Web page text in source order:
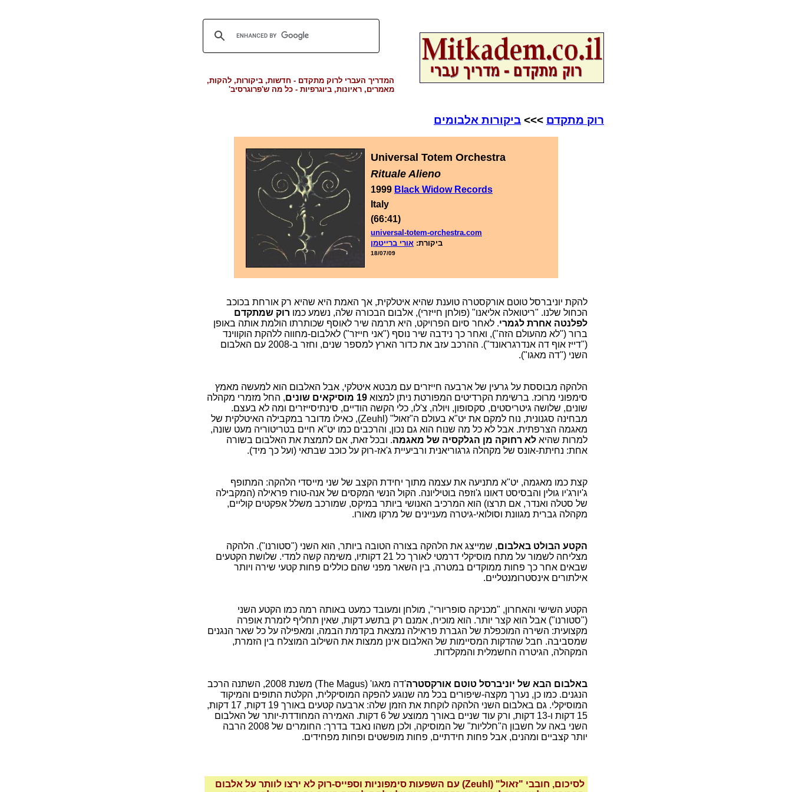
המדריך העברי לרוק מתקדם - חדשות, ביקורות, להקות,
מאמרים, ראיונות, ביוגרפיות - כל מה ש'פרוגרסיב'
רוק מתקדם >>> ביקורות אלבומים
Universal Totem Orchestra
Rituale Alieno
1999 Black Widow Records
Italy
(66:41)
universal-totem-orchestra.com
ביקורת: אורי ברייטמן
18/07/09
להקת יוניברסל טוטם אורקסטרה טוענת שהיא איטלקית, אך האמת היא שהיא רק אורחת בכוכב
הכחול שלנו. "ריטואלה אליאנו" (פולחן חייזרי), אלבום הבכורה שלה, נשמע כמו רוק שמתקדם
לפלנטה אחרת לגמרי. לאחר סיום הפרויקט, היא תרמה שיר לאוסף שכותרתו הולמת אותה באופן
ברור ("לא מהעולם הזה"), ואחר כך נידבה שיר נוסף ("אני חייזר") לאלבום-מחווה ללהקת הוקווינד
("דייז אוף דה אנדרגראונד"). ההרכב עזב את כדור הארץ למספר שנים, וחזר ב-2008 עם האלבום
השני ("דה מאגו").
הלהקה מבוססת על גרעין של ארבעה חייזרים עם מבטא איטלקי, אבל האלבום הוא למעשה מאמץ
סימפוני מרוכז. ברשימת הקרדיטים המפורטת ניתן למצוא 19 מוסיקאים שונים
, החל מזמרי מקהלה
שונים, שלושה גיטריסטים, סקסופון, ויולה, צ'לו, כלי הקשה הודיים, סינתיסייזרים ומה לא בעצם.
מבחינה סגנונית, נוח למקם את יט"א בעולם ה"זאול" (Zeuhl), כאילו מדובר במקבילה האיטלקית של
מאגמה הצרפתית. אבל לא כל מה שנוח הוא גם נכון, והרכבים כמו יט"א חיים בטריטוריה מעט שונה,
למרות שהיא לא רחוקה מן הגלקסיה של מאגמה. ובכל זאת, אם לתמצת את האלבום בשורה
אחת: נחיתת-אונס של מקהלה גרגוריאנית ורביעיית ג'אז-רוק על כוכב שבתאי (ועל כך מיד).
קצת כמו מאגמה, יט"א מתניעה את עצמה מתוך יחידת הקצב של שני מייסדי הלהקה: המתופף
ג'יורג'יו גולין והבסיסט דאונו ג'וזפה בוטיליונה. הקול הנשי המקסים של אנה-טורז פראילה (המקבילה
של סטלה ואנדר, אם תרצו) הוא המרכיב האנושי ביותר במיקס, שמורכב משלל אפקטים קוליים,
מקהלה גברית מגוונת וסולואי-גיטרה מעניינים של מרקו מאורו.
הקטע הבולט באלבום, שמייצג את הלהקה בצורה הטובה ביותר, הוא השני ("סטורנו"). הלהקה
מצליחה לשמור על מתח מוסיקלי דרמטי לאורך כל 21 דקותיו, משימה קשה למדי. שלושת הקטעים
שבאים אחר כך פחות ממוקדים במטרה, בין השאר מפני שהם כוללים פחות קטעי שירה ויותר
אילתורים אינסטרומנטליים.
הקטע השישי והאחרון, "מכניקה סופריורי", מולחן ומעובד כמעט באותה רמה כמו הקטע השני
("סטורנו") אבל הוא קצר יותר. הוא מוכיח, אמנם רק בתשע דקות, שאין תחליף לזמרת אופרה
מקצועית: השירה המוכפלת של הגברת פראילה נמצאת בקדמת הבמה, ומאפילה על כל שאר הנגנים
שמסביבה. חבל שהדקות המסיימות של האלבום אינן ממצות את השילוב המוצלח בין הזמרת,
המקהלה, הגיטרה החשמלית והמקלדות.
באלבום הבא של יוניברסל טוטם אורקסטרה
'דה מאגו' (The Magus) משנת 2008, השתנה הרכב
הנגנים. כמו כן, נערך מקצה-שיפורים בכל מה שנוגע להפקה המוסיקלית, הקלטת התופים והמיקוד
המוסיקלי. גם באלבום השני הלהקה לוקחת את הזמן שלה: ארבעה קטעים באורך 19 דקות, 17 דקות,
15 דקות ו-13 דקות, ורק עוד שניים באורך ממוצע של 6 דקות. האמירה המחודדת-יותר של האלבום
השני באה על חשבון ה"חלליות" של המוסיקה, ולכן משהו נאבד בדרך: החומרים של 2008 הרבה
יותר קצביים ומהנים, אבל פחות חידתיים, פחות מופשטים ופחות מפחידים.
לסיכום, חובבי "זאול" (Zeuhl) עם השפעות סימפוניות וספייס-רוק לא ירצו לוותר על אלבום